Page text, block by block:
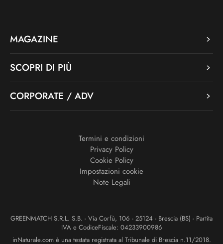
MAGAZINE
SCOPRI DI PIÙ
CORPORATE / ADV
Termini e condizioni
Privacy Policy
Cookie Policy
Impostazioni cookie
Note Legali
GREENMATCH S.R.L. S.B. - Via Corfù, 106 - 25124 - Brescia (BS) - Partita
IVA e CodiceFiscale: 04233900986
inNaturale.com è una testata registrata al Tribunale di Brescia n.11/2018.